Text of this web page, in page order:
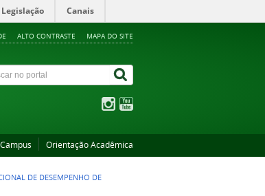
Legislação Canais
ALTO CONTRASTE MAPA DO SITE
Orientação Acadêmica
DE DESEMPENHO DE